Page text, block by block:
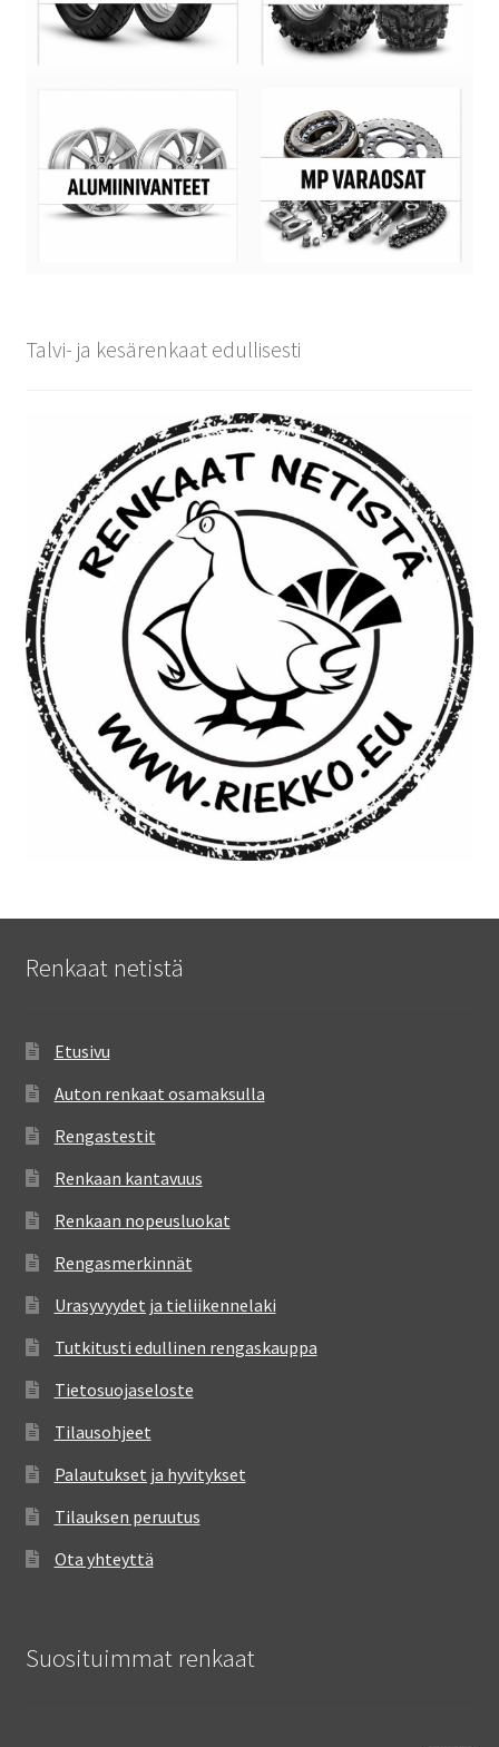
Talvi- ja kesärenkaat edullisesti
Renkaat netistä
Etusivu
Auton renkaat osamaksulla
Rengastestit
Renkaan kantavuus
Renkaan nopeusluokat
Rengasmerkinnät
Urasyvyydet ja tieliikennelaki
Tutkitusti edullinen rengaskauppa
Tietosuojaseloste
Tilausohjeet
Palautukset ja hyvitykset
Tilauksen peruutus
Ota yhteyttä
Suosituimmat renkaat